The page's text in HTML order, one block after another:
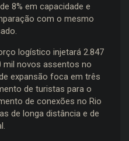
8% em capacidade e
com o mesmo
logístico injetará 2.847
mil novos assentos no
expansão foca em três
de turistas para o
de conexões no Rio
de longa distância e de